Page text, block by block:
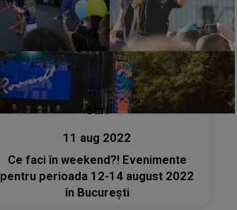
Stiri
11 aug 2022
Ce faci în weekend?! Evenimente
pentru perioada 12-14 august 2022
în București